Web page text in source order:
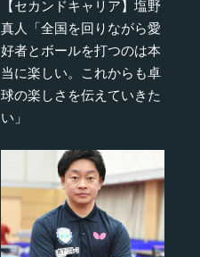
【セカンドキャリア】塩野
真人「全国を回りながら愛
好者とボールを打つのは本
当に楽しい。これからも卓
球の楽しさを伝えていきた
い」